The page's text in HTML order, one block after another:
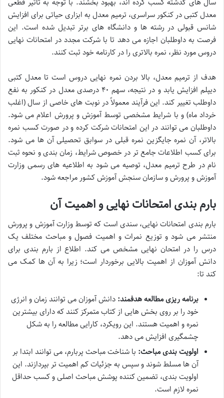
معدل کتبی در کنکور سراسری، ترمیم معدل به ابزاری حیاتی برای افزایش
شانس قبولی در رشته ها و دانشگاه های برتر تبدیل شده است. این
فرصت به داوطلبان اجازه می دهد تا با شرکت مجدد در امتحانات نهایی
دروس مورد نظر، نمره بالاتری را در کارنامه خود ثبت کنند.
هدف از ترمیم معدل، بالا بردن نمره نهایی دروس است تا معدل کتبی
دیپلم افزایش یابد و در نتیجه، سهم ۴۰ درصدی معدل در کنکور به نفع
داوطلب تغییر کند. این فرآیند معمولاً در نوبت های خاصی از سال (اغلب
خرداد ماه) و با شرایط مشخصی توسط آموزش و پرورش اعلام می شود.
داوطلبان می توانند در این امتحانات شرکت کرده و در صورت کسب نمره
بالاتر، آن نمره جایگزین نمره قبلی در سوابق تحصیلی آن ها می شود.
برای کسب اطلاعات جامع تر در خصوص شرایط، زمان بندی و نحوه ثبت
نام در طرح ترمیم معدل، توصیه می شود به اطلاعیه های رسمی وزارت
آموزش و پرورش و سازمان سنجش آموزش کشور مراجعه شود.
بارم بندی امتحانات نهایی و اهمیت آن
بارم بندی امتحانات نهایی، سندی است که توسط وزارت آموزش و پرورش
منتشر می شود و توزیع نمرات و اهمیت فصول و مباحث مختلف یک
درس را در امتحان نهایی مشخص می کند. اطلاع از بارم بندی برای
دانش آموزان از اهمیت بالایی برخوردار است؛ زیرا به آن ها کمک می
کند تا:
برنامه ریزی مطالعه هدفمند: دانش آموزان می توانند زمان و انرژی
خود را بر روی بخش هایی از کتاب متمرکز کنند که دارای بیشترین
نمره و اهمیت هستند. این رویکرد، کارایی مطالعه را به شکل
چشمگیری افزایش می دهد.
اولویت بندی مباحث: با شناخت مباحث پربارم، می توانند ابتدا بر
آن ها مسلط شوند و سپس به جزئیات کم اهمیت تر بپردازند. این
اولویت بندی، تضمین کننده پوشش مباحث اصلی و کسب حداقل
نمره لازم است.